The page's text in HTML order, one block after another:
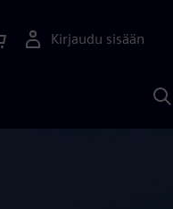
Kirjaudu sisään